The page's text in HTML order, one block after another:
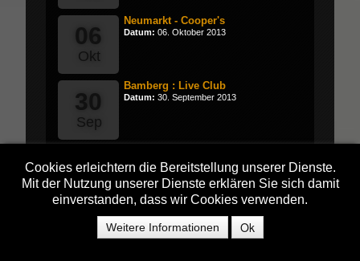
06
Okt
Neumarkt - Cooper's
Datum: 06. Oktober 2013
30
Sep
Bamberg : Live Club
Datum: 30. September 2013
04
Aug
Datum: 04. August 2013
03
Geiselwind - Bike & Music
Datum:03. August 2013
Cookies erleichtern die Bereitstellung unserer Dienste.
Mit der Nutzung unserer Dienste erklären Sie sich damit
einverstanden, dass wir Cookies verwenden.
Weitere Informationen Ok